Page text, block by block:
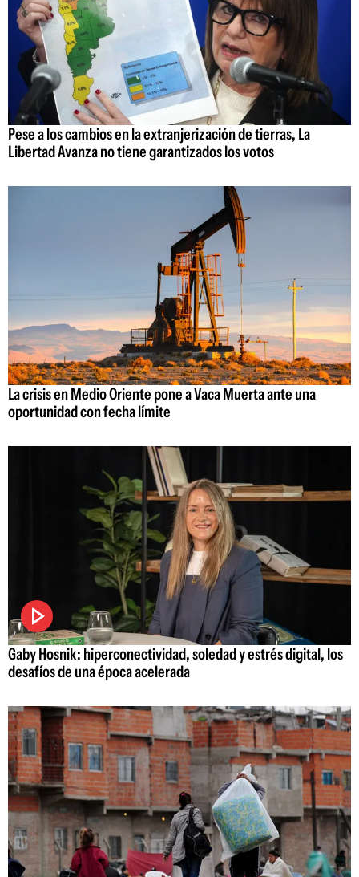
Pese a los cambios en la extranjerización de tierras, La
Libertad Avanza no tiene garantizados los votos
La crisis en Medio Oriente pone a Vaca Muerta ante una
oportunidad con fecha límite
Gaby Hosnik: hiperconectividad, soledad y estrés digital, los
desafíos de una época acelerada